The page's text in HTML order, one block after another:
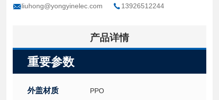
liuhong@yongyinelec.com 13926512244
产品详情
重要参数
外盖材质 PPO